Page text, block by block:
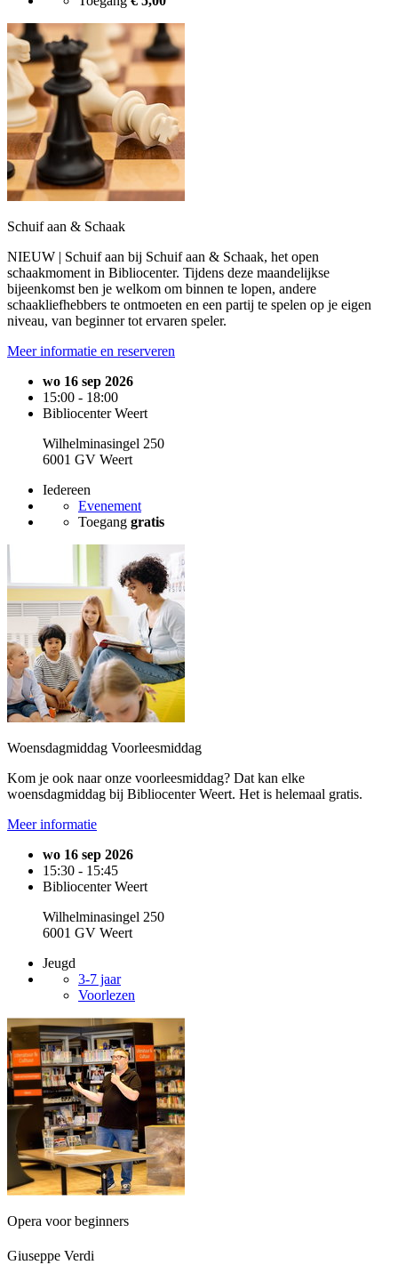
Schuif aan & Schaak
NIEUW | Schuif aan bij Schuif aan & Schaak, het open
schaakmoment in Bibliocenter. Tijdens deze maandelijkse
bijeenkomst ben je welkom om binnen te lopen, andere
schaakliefhebbers te ontmoeten en een partij te spelen op je eigen
niveau, van beginner tot ervaren speler.
Meer informatie en reserveren
wo 16 sep 2026
15:00 - 18:00
Bibliocenter Weert
Wilhelminasingel 250
6001 GV Weert
Iedereen
Evenement
Toegang gratis
Woensdagmiddag Voorleesmiddag
Kom je ook naar onze voorleesmiddag? Dat kan elke
woensdagmiddag bij Bibliocenter Weert. Het is helemaal gratis.
Meer informatie
wo 16 sep 2026
15:30 - 15:45
Bibliocenter Weert
Wilhelminasingel 250
6001 GV Weert
Jeugd
3-7 jaar
Voorlezen
Opera voor beginners
Giuseppe Verdi